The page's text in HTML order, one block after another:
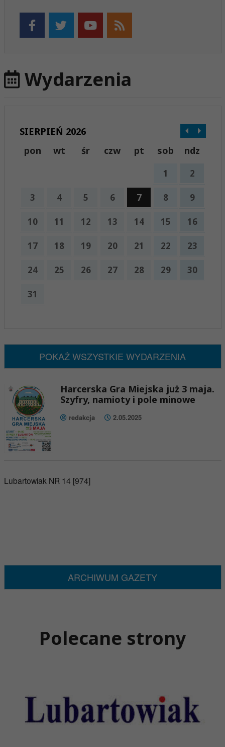
Wydarzenia
SIERPIEŃ 2026
pon
wt śr czw pt sob ndz
1 2
3 4 5 6 7 8 9
10 11 12 13 14 15 16
17 18 19 20 21 22 23
24 25 26 27 28 29 30
31
POKAŻ WSZYSTKIE WYDARZENIA
Harcerska Gra Miejska już 3 maja.
Szyfry, namioty i pole minowe
redakcja 2.05.2025
Lubartowiak NR 14 [974]
ARCHIWUM GAZETY
Polecane strony